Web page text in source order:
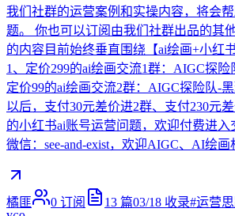
我们社群的运营案例和实操内容，将会
题。 你也可以订阅由我们社群出品的其
的内容目前始终垂直围绕【ai绘画+小红
1、定价299的ai绘画交流1群：AIGC探险
定价99的ai绘画交流2群：AIGC探险队-
以后，支付30元差价进2群、支付230元
的小红书ai账号运营问题，欢迎付费进入
微信：see-and-exist，欢迎AIGC、AI绘画
橘匪 0 订阅 13 篇03/18 收录#运营